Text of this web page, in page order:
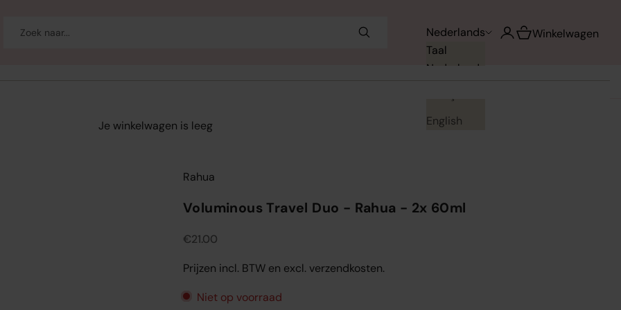
Nederlands
Taal
Nederlands
English
Accountpagina openen
Winkelwagen
Winkelwagen
Je winkelwagen is leeg
Rahua
Voluminous Travel Duo - Rahua - 2x 60ml
Aanbiedingsprijs
€21.00
Prijzen incl. BTW en excl. verzendkosten.
Niet op voorraad